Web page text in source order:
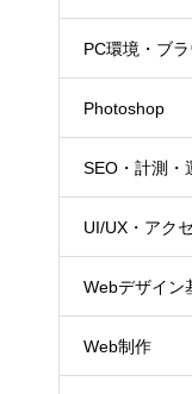
PC環境・ブ
Photoshop
SEO・計測・
UI/UX・アク
Webデザイン
Web制作